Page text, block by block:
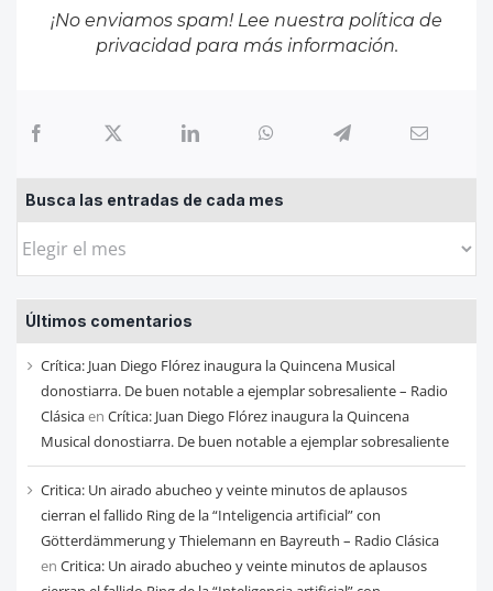
¡No enviamos spam! Lee nuestra política de
privacidadpara más información.
Busca las entradas de cada mes
Busca
entradas
de
cada
mes
Últimos comentarios
Crítica: Juan Diego Flórez inaugura la Quincena Musical
donostiarra. De buen notable a ejemplar sobresaliente – Radio
Clásicaen Crítica: Juan Diego Flórez inaugura la Quincena
Musical donostiarra. De buen notable a ejemplar sobresaliente
Critica: Un airado abucheo y veinte minutos de aplausos
cierran el fallido Ring de la “Inteligencia artificial” con
Götterdämmerung y Thielemann en Bayreuth – Radio Clásica
en Critica: Un airado abucheo y veinte minutos de aplausos